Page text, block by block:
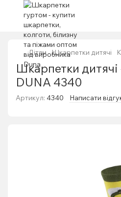
Дітям Шкарпетки дитячі
Шкарпетки
DUNA 4340
Артикул: 4340 Написати